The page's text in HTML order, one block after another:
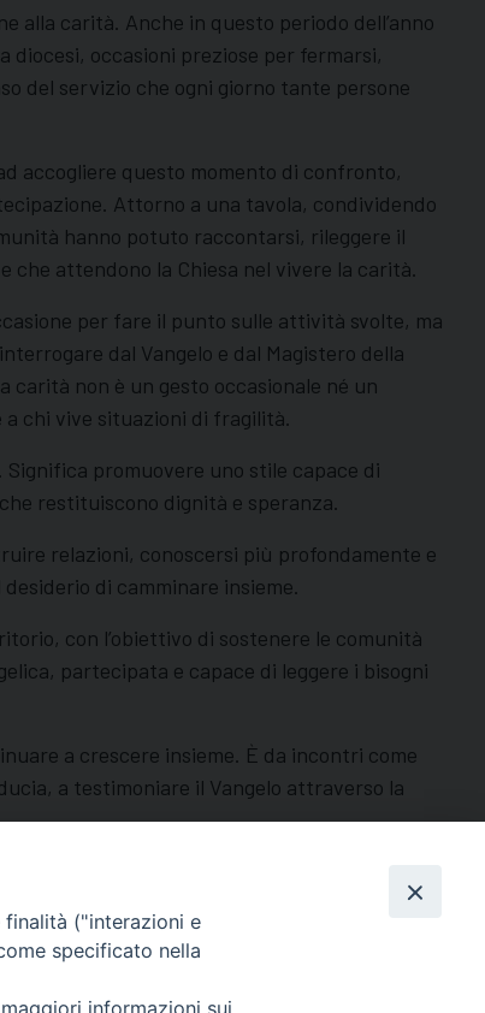
alla carità. Anche in questo periodo dell’anno
occasioni preziose per fermarsi,
del servizio che ogni giorno tante persone
accogliere questo momento di confronto,
Attorno a una tavola, condividendo
hanno potuto raccontarsi, rileggere il
che attendono la Chiesa nel vivere la carità.
per fare il punto sulle attività svolte, ma
dal Vangelo e dal Magistero della
carità non è un gesto occasionale né un
a chi vive situazioni di fragilità.
promuovere uno stile capace di
restituiscono dignità e speranza.
relazioni, conoscersi più profondamente e
di camminare insieme.
con l’obiettivo di sostenere le comunità
partecipata e capace di leggere i bisogni
a crescere insieme. È da incontri come
a testimoniare il Vangelo attraverso la
WhatsApp
Telegram
Email
("interazioni e
specificato nella